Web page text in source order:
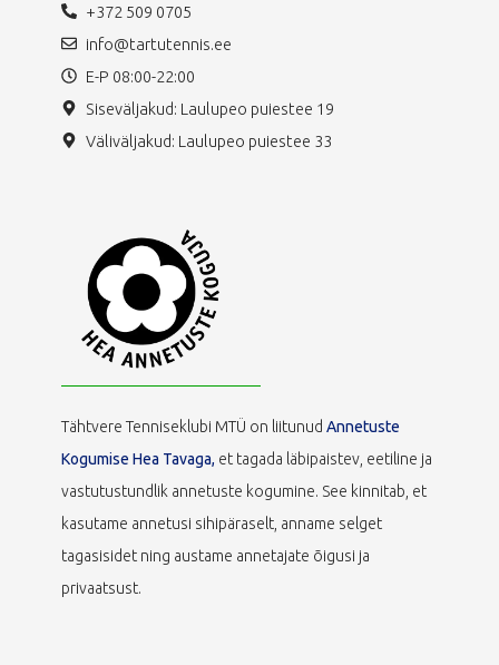
+372 509 0705
info@tartutennis.ee
E-P 08:00-22:00
Siseväljakud: Laulupeo puiestee 19
Väliväljakud: Laulupeo puiestee 33
Tähtvere Tenniseklubi MTÜ on liitunud Annetuste
Kogumise Hea Tavaga, et tagada läbipaistev, eetiline ja
vastutustundlik annetuste kogumine. See kinnitab, et
kasutame annetusi sihipäraselt, anname selget
tagasisidet ning austame annetajate õigusi ja
privaatsust.